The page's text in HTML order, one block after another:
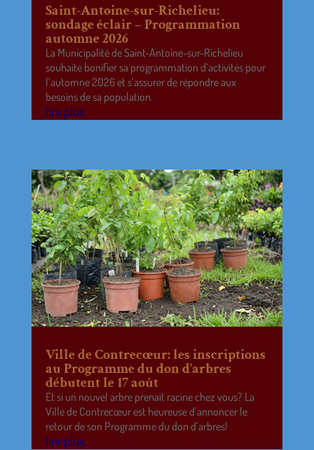
Saint-Antoine-sur-Richelieu:
sondage éclair – Programmation
automne 2026
La Municipalité de Saint-Antoine-sur-Richelieu
souhaite bonifier sa programmation d’activités pour
l’automne 2026 et s’assurer de répondre aux
besoins de sa population.
lire plus
Ville de Contrecœur: les inscriptions
au Programme du don d’arbres
débutent le 17 août
Et si un nouvel arbre prenait racine chez vous? La
Ville de Contrecœur est heureuse d’annoncer le
retour de son Programme du don d’arbres!
lire plus